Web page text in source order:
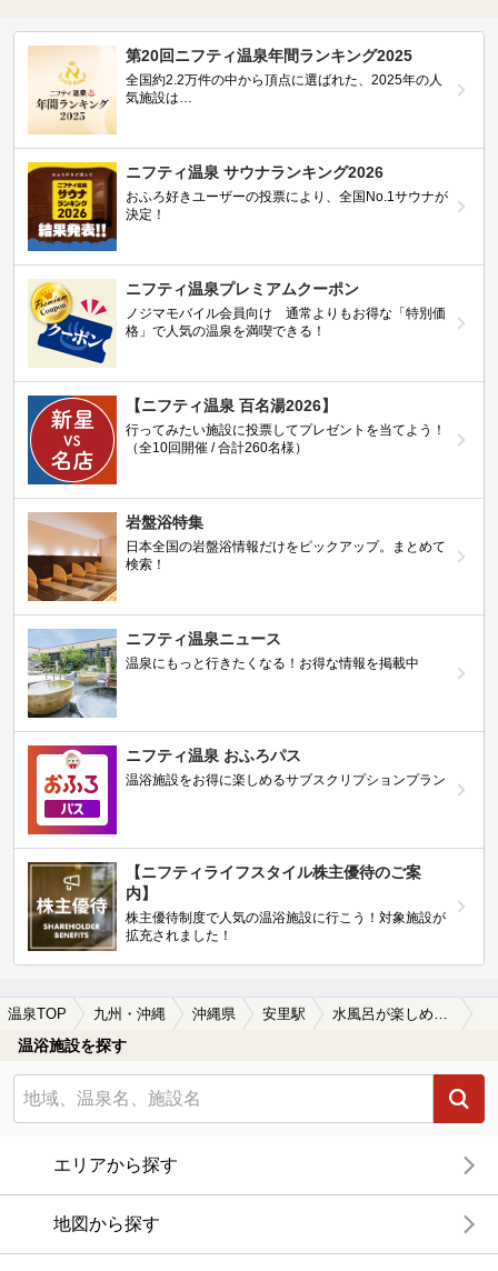
第20回ニフティ温泉年間ランキング2025
全国約2.2万件の中から頂点に選ばれた、2025年の人
気施設は…
ニフティ温泉 サウナランキング2026
おふろ好きユーザーの投票により、全国No.1サウナが
決定！
ニフティ温泉プレミアムクーポン
ノジマモバイル会員向け 通常よりもお得な「特別価
格」で人気の温泉を満喫できる！
【ニフティ温泉 百名湯2026】
行ってみたい施設に投票してプレゼントを当てよう！
（全10回開催 / 合計260名様）
岩盤浴特集
日本全国の岩盤浴情報だけをピックアップ。まとめて
検索！
ニフティ温泉ニュース
温泉にもっと行きたくなる！お得な情報を掲載中
ニフティ温泉 おふろパス
温浴施設をお得に楽しめるサブスクリプションプラン
【ニフティライフスタイル株主優待のご案
内】
株主優待制度で人気の温浴施設に行こう！対象施設が
拡充されました！
温泉TOP 九州・沖縄 沖縄県 安里駅 水風呂が楽しめる安里駅近くの温泉、日帰り温泉、スーパー銭湯おすすめ
温浴施設を探す
エリアから探す
地図から探す